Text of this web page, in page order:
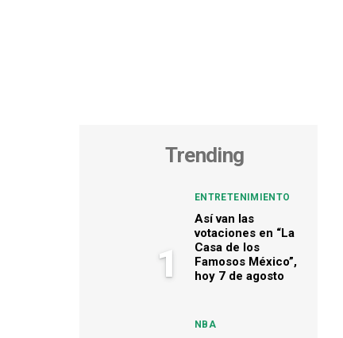
Trending
1
ENTRETENIMIENTO
Así van las
votaciones en “La
Casa de los
Famosos México”,
hoy 7 de agosto
NBA